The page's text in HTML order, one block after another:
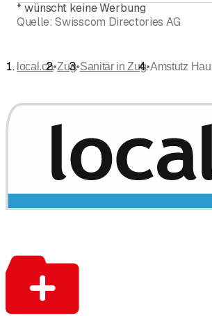
* wünscht keine Werbung
Quelle: Swisscom Directories AG
local.ch•Zug•Sanitär in Zug•Amstutz